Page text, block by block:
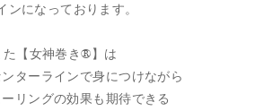
ンになっております。
た【女神巻き®】は
ターラインで身につけながら
リングの効果も期待できる